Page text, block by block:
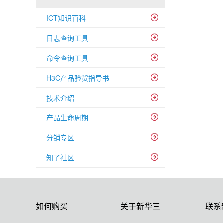
ICT知识百科
日志查询工具
命令查询工具
H3C产品验货指导书
技术介绍
产品生命周期
分销专区
知了社区
如何购买 关于新华三 联系